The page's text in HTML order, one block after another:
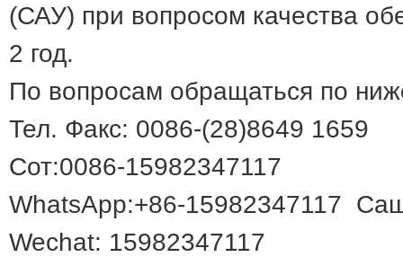
(САУ) при вопросом качества
2 год.
По вопросам обращаться по
Тел. Факс: 0086-(28)8649 1659
Сот:0086-15982347117
WhatsApp:+86-15982347117
Wechat: 15982347117